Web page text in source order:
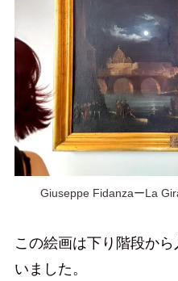
Giuseppe FidanzaーLa
この絵画は下り階段か
いました。